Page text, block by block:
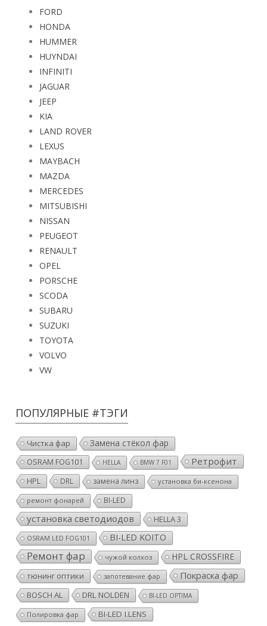
FORD
HONDA
HUMMER
HUYNDAI
INFINITI
JAGUAR
JEEP
KIA
LAND ROVER
LEXUS
MAYBACH
MAZDA
MERCEDES
MITSUBISHI
NISSAN
PEUGEOT
RENAULT
OPEL
PORSCHE
SCODA
SUBARU
SUZUKI
TOYOTA
VOLVO
VW
ПОПУЛЯРНЫЕ #ТЭГИ
Чистка фар Замена стёкол фар
OSRAM FOG101 HELLA BMW 7 F01 Ретрофит
HPL DRL замена линз установка би-ксенона
ремонт фонарей BI-LED
установка светодиодов HELLA 3
OSRAM LED FOG101 BI-LED KOITO
Ремонт фар чужой колхоз HPL CROSSFIRE
тюнинг оптики запотевание фар Покраска фар
BOSCH AL DRL NOLDEN BI-LED OPTIMA
Полировка фар BI-LED I.LENS